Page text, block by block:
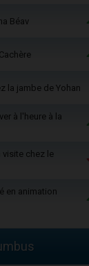
Béav
la jambe de Yohan
à l'heure à la
visite chez le
en animation